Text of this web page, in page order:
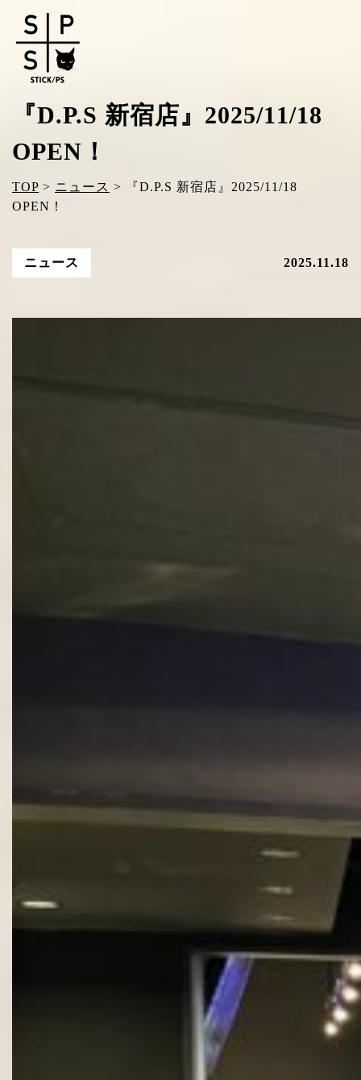
『D.P.S 新宿店』2025/11/18
OPEN！
TOP > ニュース >
『D.P.S 新宿店』2025/11/18
OPEN！
ニュース 2025.11.18